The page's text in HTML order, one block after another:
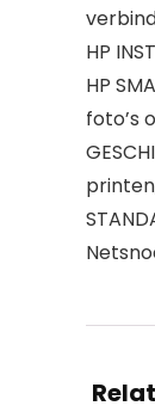
HP
HP
foto’s